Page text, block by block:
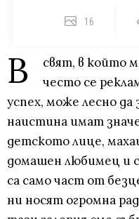
16
В
свят, в който
често се
успех, може лесно
наистина имат
детското лице,
домашен любимец и
са само част от
ни носят огромна